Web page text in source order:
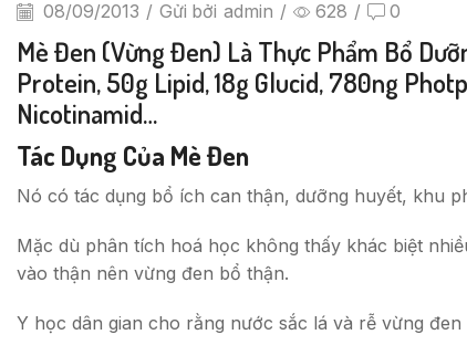
08/09/2013 / Gửi bởi admin / 628 / 0
Mè Đen (vừng Đen) Là Thực Phẩm Bổ
Protein, 50g Lipid, 18g Glucid, 780ng
Nicotinamid…
Tác Dụng Của Mè Đen
Nó có tác dụng bổ ích can thận, dưỡng huyết, khu
Mặc dù phân tích hoá học không thấy khác biệt
vào thận nên vừng đen bổ thận.
Y học dân gian cho rằng nước sắc lá và rễ vừng